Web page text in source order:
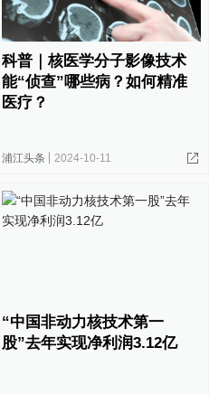
科普｜核医学分子影像技术
能“侦查”哪些病？如何精准
医疗？
浦江头条 2024-10-11
“中国非动力核技术第一
股”去年实现净利润3.12亿